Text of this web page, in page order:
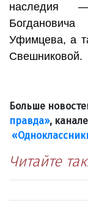
наследия
Уфимцева, а
Свешниковой.
Больше
правда»,
Читайте